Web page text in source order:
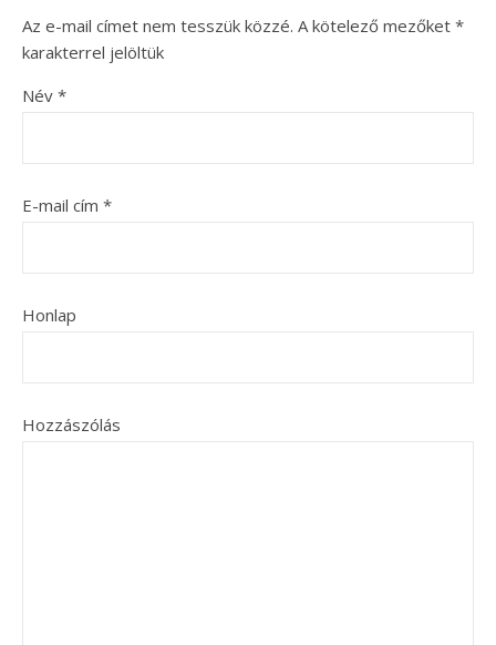
Az e-mail címet nem tesszük közzé. A kötelező mezőket *
karakterrel jelöltük
Név *
E-mail cím *
Honlap
Hozzászólás